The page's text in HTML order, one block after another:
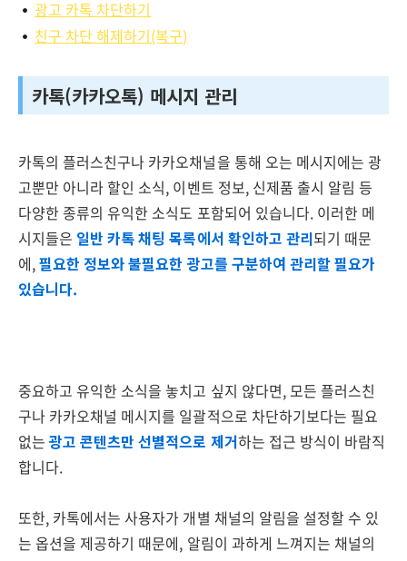
광고 카톡 차단하기
친구 차단 해제하기(복구)
카톡(카카오톡) 메시지 관리
카톡의 플러스친구나 카카오채널을 통해 오는 메시지에는 광
고뿐만 아니라 할인 소식, 이벤트 정보, 신제품 출시 알림 등
다양한 종류의 유익한 소식도 포함되어 있습니다. 이러한 메
시지들은 일반 카톡 채팅 목록에서 확인하고 관리되기 때문
에,필요한 정보와 불필요한 광고를 구분하여 관리할 필요가
있습니다.
중요하고 유익한 소식을 놓치고 싶지 않다면, 모든 플러스친
구나 카카오채널 메시지를 일괄적으로 차단하기보다는 필요
없는광고 콘텐츠만 선별적으로 제거하는 접근 방식이 바람직
합니다.
또한, 카톡에서는 사용자가 개별 채널의 알림을 설정할 수 있
는 옵션을 제공하기 때문에, 알림이 과하게 느껴지는 채널의